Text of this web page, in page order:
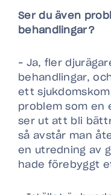
Ser du även
behandlingar?
– Ja, fler
behandlingar,
ett
problem som en
ser ut att bli
så avstår man
en utredning av
hade förebyggt